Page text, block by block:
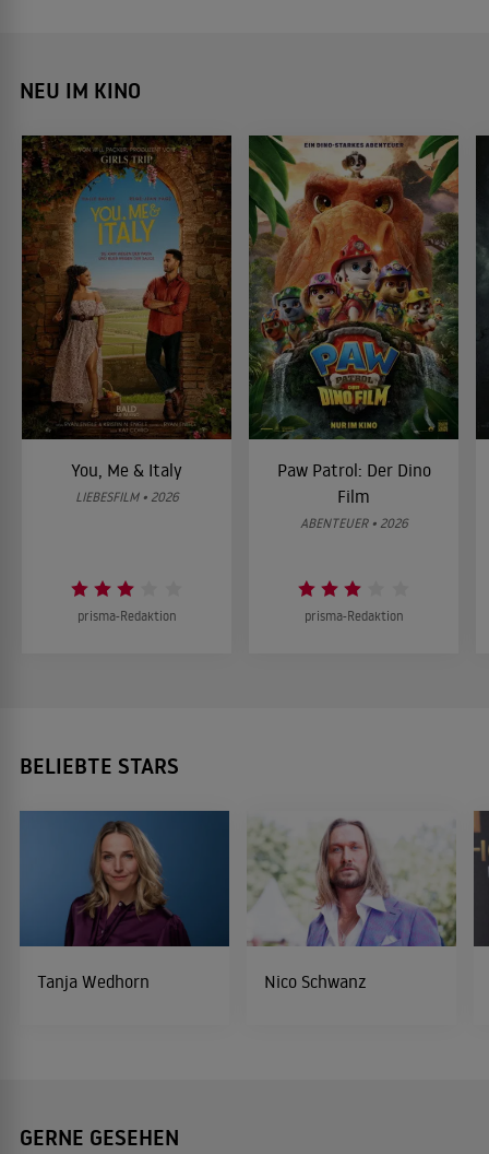
NEU IM KINO
You, Me & Italy
LIEBESFILM • 2026
prisma-Redaktion
Paw Patrol: Der Dino
Film
ABENTEUER • 2026
prisma-Redaktion
BELIEBTE STARS
Tanja Wedhorn Nico Schwanz
GERNE GESEHEN